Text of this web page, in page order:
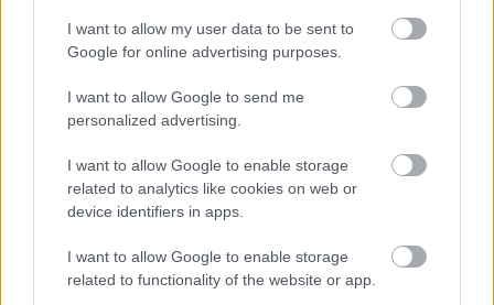
I want to allow my user data to be sent to
Google for online advertising purposes.
I want to allow Google to send me
personalized advertising.
I want to allow Google to enable storage
related to analytics like cookies on web or
device identifiers in apps.
I want to allow Google to enable storage
related to functionality of the website or app.
2026.08.06. Kiss Lajos
Sok volt az igazolatlan hiányzás, Pócs János
fizetéslevonást kapott, más fideszesek még
A jászsági fideszes képviselő túl sokszor hiányzott